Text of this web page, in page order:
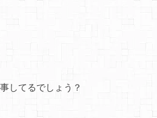
してるでしょう？